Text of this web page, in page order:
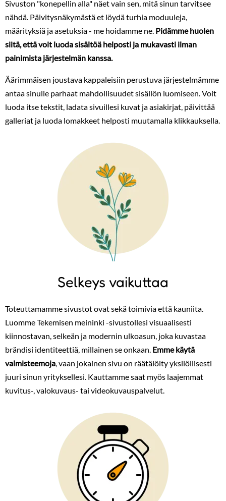
Sivuston "konepellin alla" näet vain sen, mitä sinun tarvitsee
nähdä. Päivitysnäkymästä et löydä turhia moduuleja,
määrityksiä ja asetuksia - me hoidamme ne. Pidämme huolen
siitä, että voit luoda sisältöä helposti ja mukavasti ilman
painimista järjestelmän kanssa.
Äärimmäisen joustava kappaleisiin perustuva järjestelmämme
antaa sinulle parhaat mahdollisuudet sisällön luomiseen. Voit
luoda itse tekstit, ladata sivuillesi kuvat ja asiakirjat, päivittää
galleriat ja luoda lomakkeet helposti muutamalla klikkauksella.
Selkeys vaikuttaa
Toteuttamamme sivustot ovat sekä toimivia että kauniita.
Luomme Tekemisen meininki -sivustollesi visuaalisesti
kiinnostavan, selkeän ja modernin ulkoasun, joka kuvastaa
brändisi identiteettiä, millainen se onkaan. Emme käytä
valmisteemoja , vaan jokainen sivu on räätälöity yksilöllisesti
juuri sinun yrityksellesi. Kauttamme saat myös laajemmat
kuvitus-, valokuvaus- tai videokuvauspalvelut.